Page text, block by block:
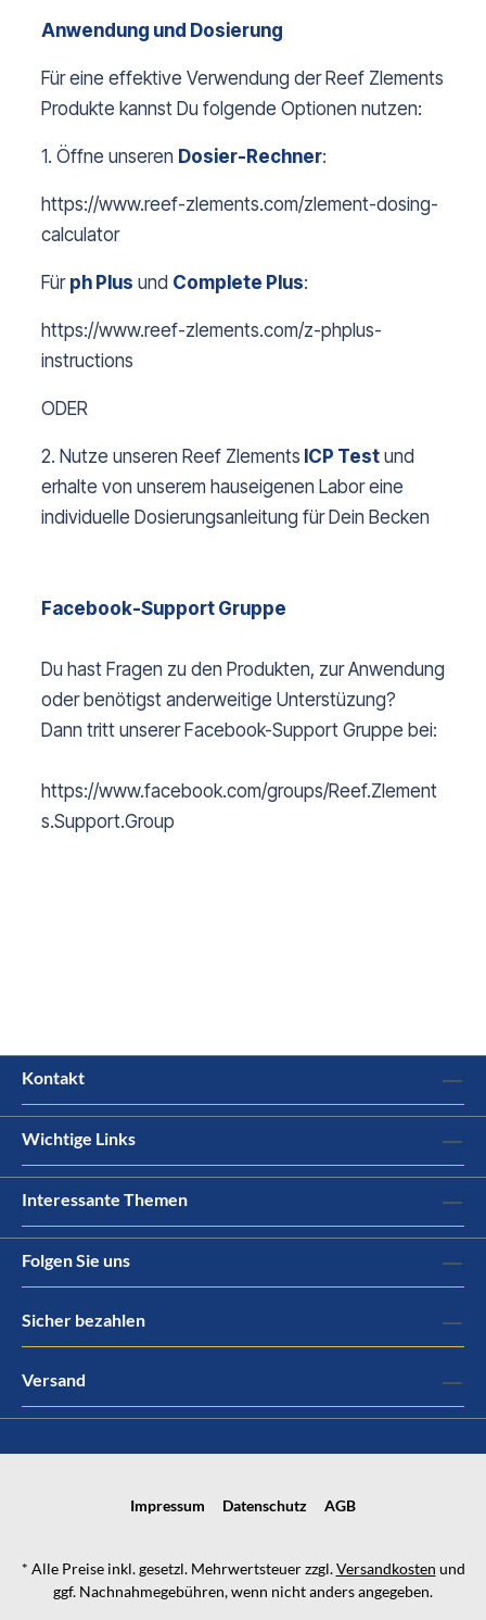
Anwendung und Dosierung
Für eine effektive Verwendung der Reef Zlements
Produkte kannst Du folgende Optionen nutzen:
1. Öffne unseren Dosier-Rechner:
https://www.reef-zlements.com/zlement-dosing-
calculator
Für ph Plus und Complete Plus:
https://www.reef-zlements.com/z-phplus-
instructions
ODER
2. Nutze unseren Reef Zlements ICP Test und
erhalte von unserem hauseigenen Labor eine
individuelle Dosierungsanleitung für Dein Becken
Facebook-Support Gruppe
Du hast Fragen zu den Produkten, zur Anwendung
oder benötigst anderweitige Unterstüzung?
Dann tritt unserer Facebook-Support Gruppe bei:
https://www.facebook.com/groups/Reef.Zlement
s.Support.Group
Kontakt
Wichtige Links
Interessante Themen
Folgen Sie uns
Sicher bezahlen
Versand
Impressum Datenschutz AGB
* Alle Preise inkl. gesetzl. Mehrwertsteuer zzgl.Versandkosten und
ggf. Nachnahmegebühren, wenn nicht anders angegeben.